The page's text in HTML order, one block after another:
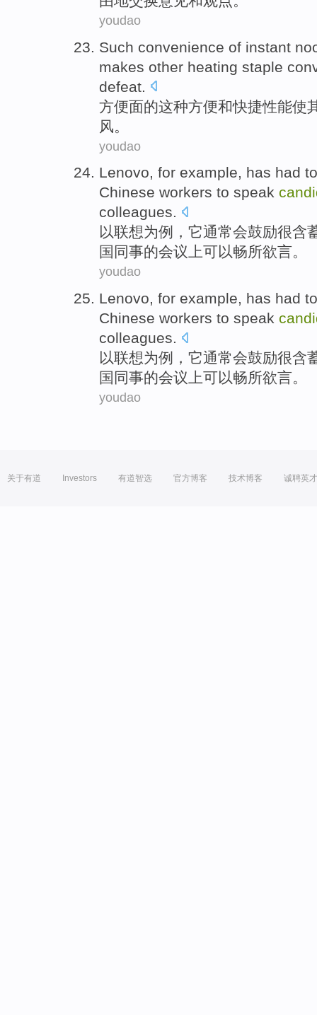
youdao
Such convenience of instant
makes other heating staple
defeat
方便面的这种方便和快捷性能使
风 。
youdao
Lenovo, for example, has had
Chinese workers to speak
colleagues.
以联想为例 ，它通常会鼓励很含
国 同事的会议 上可以畅所欲言。
youdao
Lenovo, for example, has had
Chinese workers to speak
colleagues.
以联想为例 ，它通常会鼓励很含
国 同事的会议 上可以畅所欲言。
youdao
关于有道 Investors 有道智选 官方博客 技术博客 诚聘英才